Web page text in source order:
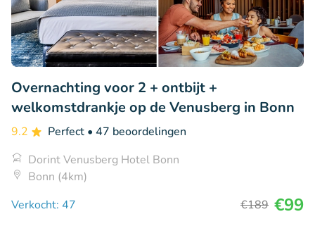
Overnachting voor 2 + ontbijt +
welkomstdrankje op de Venusberg in Bonn
9.2 Perfect • 47 beoordelingen
Dorint Venusberg Hotel Bonn
Bonn (4km)
Verkocht: 47
€189 €99